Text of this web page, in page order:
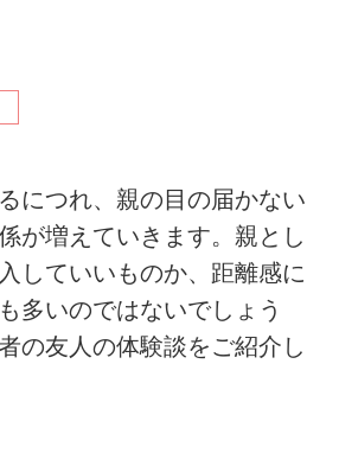
につれ、親の目の届かない
が増えていきます。親とし
していいものか、距離感に
多いのではないでしょう
の友人の体験談をご紹介し